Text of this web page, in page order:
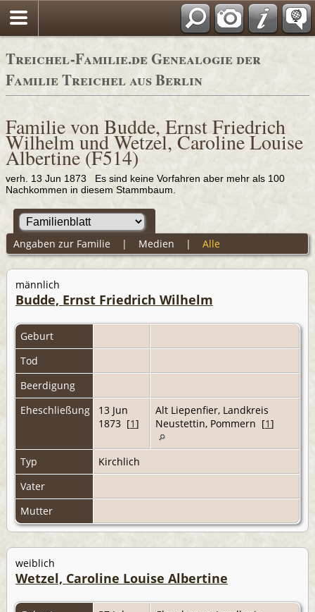
Adressbücher
Treichel-Familie.de Genealogie der
Familie Treichel aus Berlin
Familie von Budde, Ernst Friedrich
Wilhelm und Wetzel, Caroline Louise
Albertine (F514)
verh. 13 Jun 1873 Es sind keine Vorfahren aber mehr als 100
Nachkommen in diesem Stammbaum.
Angaben zur Familie | Medien | Alle
männlich
Budde, Ernst Friedrich Wilhelm
Geburt
Tod
Beerdigung
Eheschließung
13 Jun
1873 [1]
Alt Liepenfier, Landkreis
Neustettin, Pommern [1]
Typ
Kirchlich
Vater
Mutter
weiblich
Wetzel, Caroline Louise Albertine